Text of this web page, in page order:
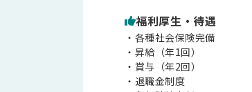
福利厚生・待遇
・各種社会保険完備
・昇給（年1回）
・賞与（年2回）
・退職金制度